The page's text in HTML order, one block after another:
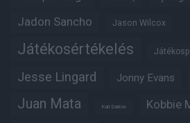
Jadon Sancho Jason Wilcox
Játékosértékelés
Jesse Lingard Jonny Evans
Juan Mata Karl Darlow Kobbie